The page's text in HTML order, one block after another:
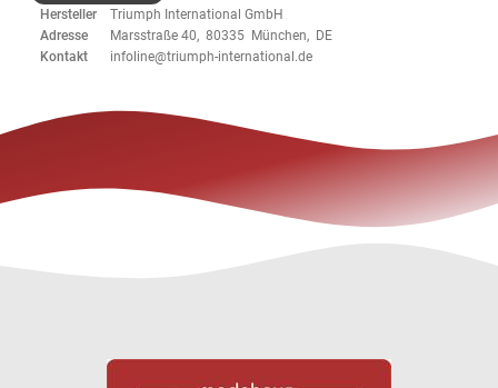
Hersteller
Triumph International GmbH
Adresse
Marsstraße 40, 80335 München, DE
Kontakt
infoline@triumph-international.de